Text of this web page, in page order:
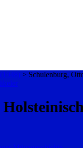
> Schulenburg,